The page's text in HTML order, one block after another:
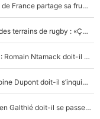
Mis de côté par Fabien Galthié, un joueur du XV de France partage sa frustration : «ils ne me l’ont pas dit tout de suite»
La raison d'être de Matthieu Jalibert en dehors des terrains de rugby : «Ça m'atteint autant que si tu touches à un membre de ma famille»
XV de France - Matthieu Jalibert a tout changé : Romain Ntamack doit-il s’inquiéter pour sa place à un an de la Coupe du monde ?
«Le XV de France est meilleur avec Lucu» : Antoine Dupont doit-il s’inquiéter pour sa place ?
Le XV de France a trouvé son remplaçant : Fabien Galthié doit-il se passer d'Antoine Dupont ?